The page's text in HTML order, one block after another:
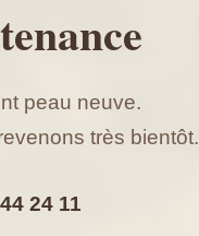
peau neuve.
très bientôt.
24 11